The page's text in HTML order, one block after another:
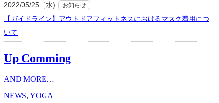
2022/05/25（水) お知らせ
【ガイドライン】アウトドアフィットネスにおけるマスク着用につ
いて
Up Comming
AND MORE…
NEWS, YOGA